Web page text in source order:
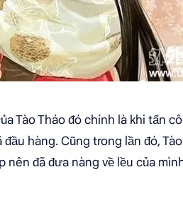
Tào Tháo đó chính là khi tấn
hàng. Cũng trong lần đó,
nên đã đưa nàng về lều của